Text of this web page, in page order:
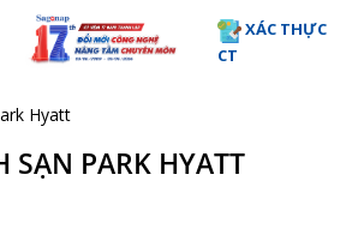
XÁC THỰC
CT
Hyatt
SẠN PARK HYATT